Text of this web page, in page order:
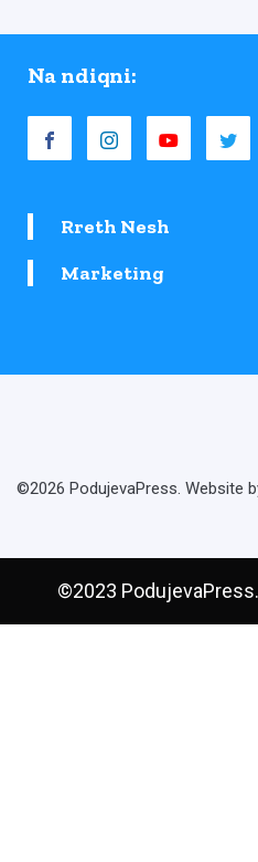
Na ndiqni:
Rreth Nesh
Marketing
©2026 PodujevaPress. Website
©2023